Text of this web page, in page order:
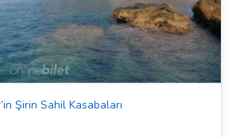
Şirin Sahil Kasabaları